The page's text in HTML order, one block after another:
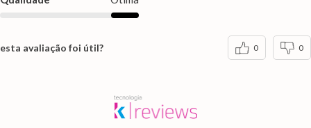
esta avaliação foi útil? 0 0